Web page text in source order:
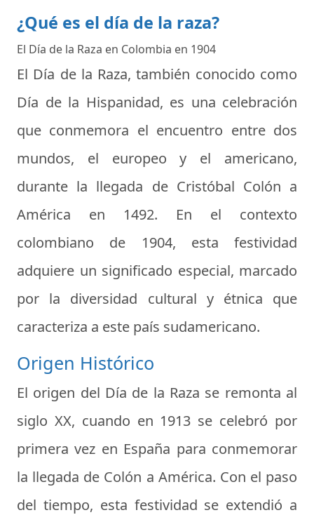
¿Qué es el día de la raza?
El Día de la Raza en Colombia en 1904
El Día de la Raza, también conocido como
Día de la Hispanidad, es una celebración
que conmemora el encuentro entre dos
mundos, el europeo y el americano,
durante la llegada de Cristóbal Colón a
América en 1492. En el contexto
colombiano de 1904, esta festividad
adquiere un significado especial, marcado
por la diversidad cultural y étnica que
caracteriza a este país sudamericano.
Origen Histórico
El origen del Día de la Raza se remonta al
siglo XX, cuando en 1913 se celebró por
primera vez en España para conmemorar
la llegada de Colón a América. Con el paso
del tiempo, esta festividad se extendió a